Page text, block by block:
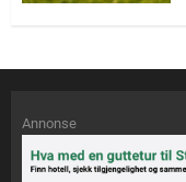
Annonse